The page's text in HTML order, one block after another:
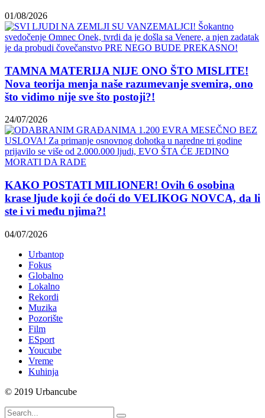
01/08/2026
TAMNA MATERIJA NIJE ONO ŠTO MISLITE!
Nova teorija menja naše razumevanje svemira, ono
što vidimo nije sve što postoji?!
24/07/2026
KAKO POSTATI MILIONER! Ovih 6 osobina
krase ljude koji će doći do VELIKOG NOVCA, da li
ste i vi među njima?!
04/07/2026
Urbantop
Fokus
Globalno
Lokalno
Rekordi
Muzika
Pozorište
Film
ESport
Youcube
Vreme
Kuhinja
© 2019 Urbancube